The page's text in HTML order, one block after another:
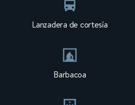
Lanzadera de cortesía
Barbacoa